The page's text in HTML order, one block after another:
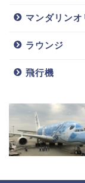
マンダリン
ラウンジ
飛行機